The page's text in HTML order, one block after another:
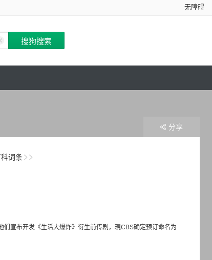
无障碍
科词条
宣布开发《生活大爆炸》衍生前传剧，現CBS确定预订命名为
分享